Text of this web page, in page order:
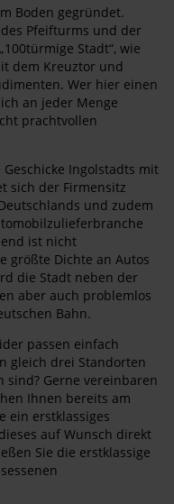
Boden gegründet.
Pfeifturms und der
Stadt“, wie
dem Kreuztor und
Wer hier einen
an jeder Menge
prachtvollen
Ingolstadts mit
sich der Firmensitz
und zudem
ist nicht
größte Dichte an Autos
die Stadt neben der
aber auch problemlos
Bahn.
passen einfach
gleich drei Standorten
Gerne vereinbaren
Ihnen bereits am
ein erstklassiges
auf Wunsch direkt
Sie die erstklassige